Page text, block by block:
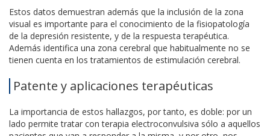
Estos datos demuestran además que la inclusión de la zona
visual es importante para el conocimiento de la fisiopatología
de la depresión resistente, y de la respuesta terapéutica.
Además identifica una zona cerebral que habitualmente no se
tienen cuenta en los tratamientos de estimulación cerebral.
Patente y aplicaciones terapéuticas
La importancia de estos hallazgos, por tanto, es doble: por un
lado permite tratar con terapia electroconvulsiva sólo a aquellos